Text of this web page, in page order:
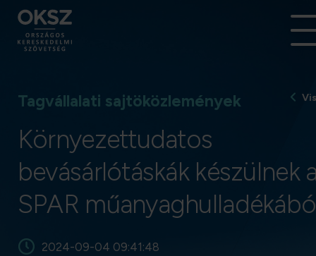
Tagvállalati sajtöközlemények
Környezettudatos
bevásárlótáskák készülnek
SPAR
2024-09-04 09:41:48